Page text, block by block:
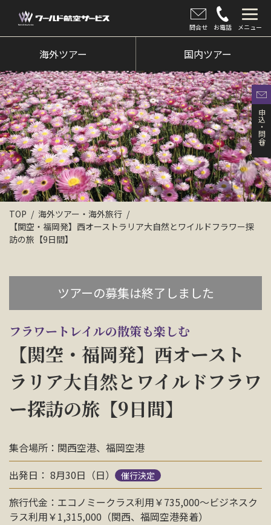
問合せ お電話 メニュー
海外ツアー
国内ツアー
クルーズツアー
ツアー催行状況
旅のひろば
イベント
新着情報
会社情報
お問い合わせ
資料請求
電話にてお問い合わせ
海外ツアー 国内ツアー
TOP
海外ツアー・海外旅行
【関空・福岡発】西オーストラリア大自然とワイルドフラワー探
訪の旅【9日間】
ツアーの募集は終了しました
フラワートレイルの散策も楽しむ
【関空・福岡発】西オースト
ラリア大自然とワイルドフラワ
ー探訪の旅【9日間】
集合場所：関西空港、福岡空港
出発日： 8月30日（日）
催行決定
旅行代金：エコノミークラス利用￥735,000〜ビジネスク
ラス利用￥1,315,000（関西、福岡空港発着）
申込・問合せ